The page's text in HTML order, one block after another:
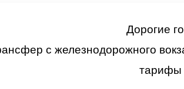
Дорогие
с железнодорожного
тарифы